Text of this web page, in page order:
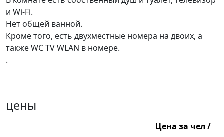
и Wi-Fi.
Нет общей ванной.
Кроме того, есть двухместные номера на двоих, а
также WC TV WLAN в номере.
.
цены
Цена за чел /